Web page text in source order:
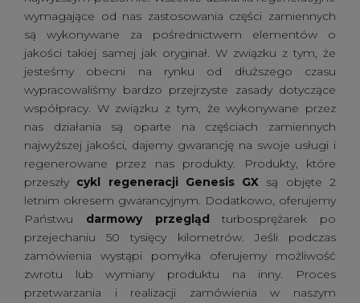
wymagające od nas zastosowania części zamiennych
są wykonywane za pośrednictwem elementów o
jakości takiej samej jak oryginał. W związku z tym, że
jesteśmy obecni na rynku od dłuższego czasu
wypracowaliśmy bardzo przejrzyste zasady dotyczące
współpracy. W związku z tym, że wykonywane przez
nas działania są oparte na częściach zamiennych
najwyższej jakości, dajemy gwarancję na swoje usługi i
regenerowane przez nas produkty. Produkty, które
przeszły cykl regeneracji Genesis GX są objęte 2
letnim okresem gwarancyjnym. Dodatkowo, oferujemy
Państwu darmowy przeglądturbosprężarek po
przejechaniu 50 tysięcy kilometrów. Jeśli podczas
zamówienia wystąpi pomyłka oferujemy możliwość
zwrotu lub wymiany produktu na inny. Proces
przetwarzania i realizacji zamówienia w naszym